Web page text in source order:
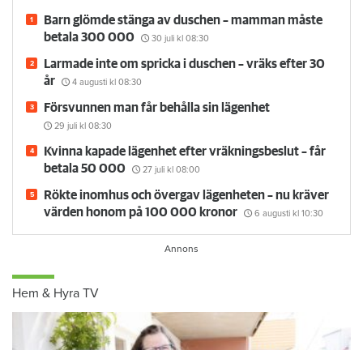
Barn glömde stänga av duschen – mamman måste
betala 300 000
30 juli kl 08:30
Larmade inte om spricka i duschen – vräks efter 30
år
4 augusti kl 08:30
Försvunnen man får behålla sin lägenhet
29 juli kl 08:30
Kvinna kapade lägenhet efter vräkningsbeslut – får
betala 50 000
27 juli kl 08:00
Rökte inomhus och övergav lägenheten – nu kräver
värden honom på 100 000 kronor
6 augusti kl 10:30
Hem & Hyra TV